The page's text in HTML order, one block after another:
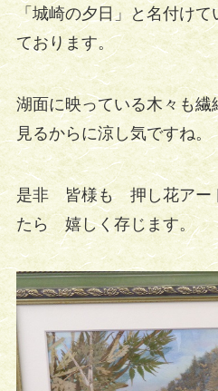
「城崎の夕日」と名付け
ております。
湖面に映っている木々も
見るからに涼し気ですね。
是非 皆様も 押し花アー
たら 嬉しく存じます。